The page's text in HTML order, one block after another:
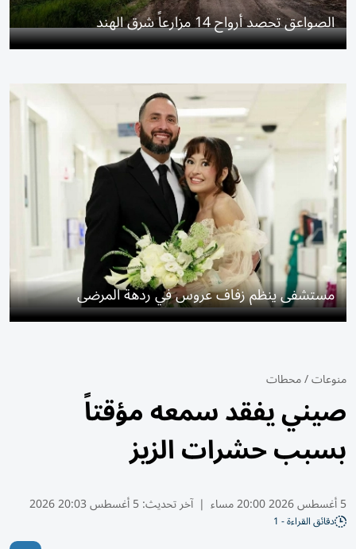
الصواعق تحصد أرواح 14 مزارعاً شرق الهند
مستشفى ينظم زفاف عروس في ردهة المرضى
منوعات/محطات
صيني يفقد سمعه مؤقتاً
بسبب حشرات الزيز
5 أغسطس 2026 20:00 مساء | آخر تحديث:5 أغسطس 20:03 2026
دقائق القراءة - 1